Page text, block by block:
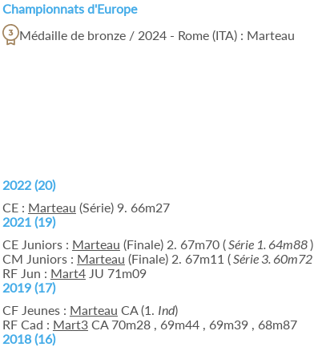
Championnats d'Europe
Médaille de bronze / 2024 - Rome (ITA) : Marteau
2022 (20)
CE : Marteau (Série) 9. 66m27
2021 (19)
CE Juniors : Marteau (Finale) 2. 67m70 (Série 1. 64m88)
CM Juniors : Marteau (Finale) 2. 67m11 (Série 3. 60m72
RF Jun : Mart4JU 71m09
2019 (17)
CF Jeunes : Marteau CA (1. Ind)
RF Cad : Mart3CA 70m28 , 69m44 , 69m39 , 68m87
2018 (16)